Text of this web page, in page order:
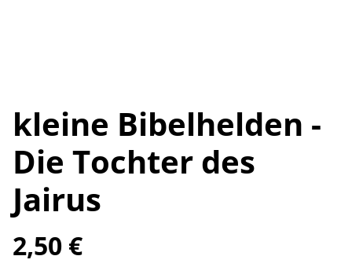
kleine Bibelhelden -
Die Tochter des
Jairus
2,50 €